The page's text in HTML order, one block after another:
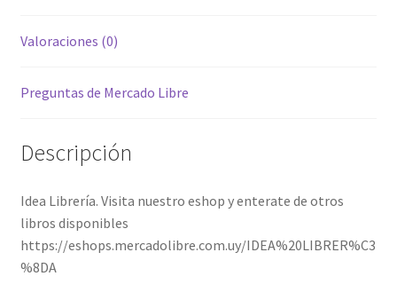
Valoraciones (0)
Preguntas de Mercado Libre
Descripción
Idea Librería. Visita nuestro eshop y enterate de otros
libros disponibles
https://eshops.mercadolibre.com.uy/IDEA%20LIBRER%C3
%8DA